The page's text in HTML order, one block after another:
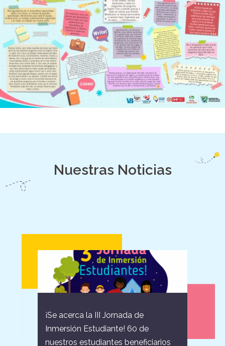
Nuestras Noticias
¡Se acerca la III Jornada de
Inmersión Estudiante! 60 de
nuestros estudiantes beneficiarios